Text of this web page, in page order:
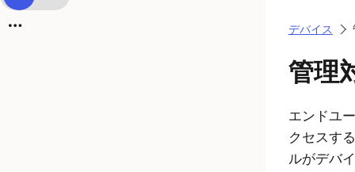
デバイス
管理
エンドユ
クセスす
ルがデバ